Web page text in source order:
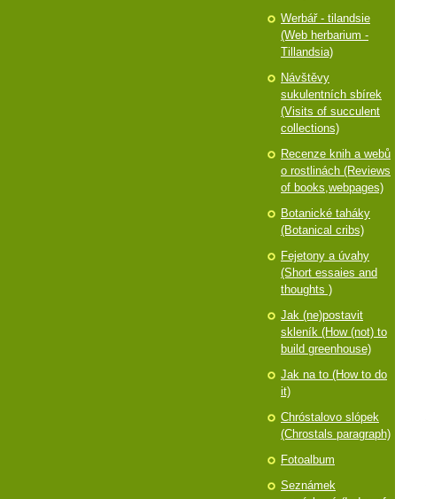
Werbář - tilandsie
(Web herbarium -
Tillandsia)
Návštěvy
sukulentních sbírek
(Visits of succulent
collections)
Recenze knih a webů
o rostlinách (Reviews
of books,webpages)
Botanické taháky
(Botanical cribs)
Fejetony a úvahy
(Short essaies and
thoughts )
Jak (ne)postavit
skleník (How (not) to
build greenhouse)
Jak na to (How to do
it)
Chróstalovo slópek
(Chrostals paragraph)
Fotoalbum
Seznámek